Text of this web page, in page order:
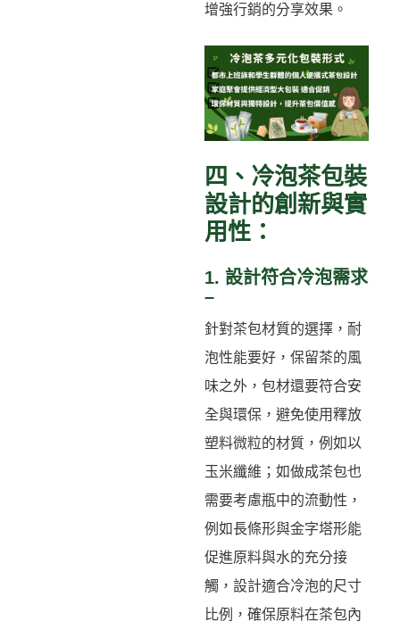
增強行銷的分享效果。
四、冷泡茶包裝
設計的創新與實
用性：
1. 設計符合冷泡需求
–
針對茶包材質的選擇，耐
泡性能要好，保留茶的風
味之外，包材還要符合安
全與環保，避免使用釋放
塑料微粒的材質，例如以
玉米纖維；如做成茶包也
需要考慮瓶中的流動性，
例如長條形與金字塔形能
促進原料與水的充分接
觸，設計適合冷泡的尺寸
比例，確保原料在茶包內